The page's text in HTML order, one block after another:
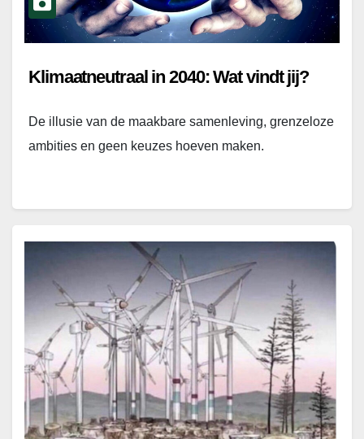
Klimaatneutraal in 2040: Wat vindt jij?
De illusie van de maakbare samenleving, grenzeloze
ambities en geen keuzes hoeven maken.